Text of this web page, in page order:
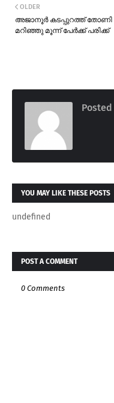
OLDER
അജാനൂർ കടപ്പുറത്ത് തോണി
മറിഞ്ഞു മൂന്ന് പേർക്ക് പരിക്ക്
YOU MAY LIKE THESE POSTS
undefined
POST A COMMENT
0 Comments